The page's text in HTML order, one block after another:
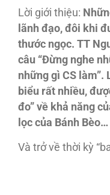
Lời giới thiệu:
lãnh đạo, đôi khi
thước ngọc. TT
câu “Đừng nghe
những gì CS làm”.
biểu rất nhiều,
đo” về khả năng
lọc của Bánh Bèo…
Và trở về thời kỳ